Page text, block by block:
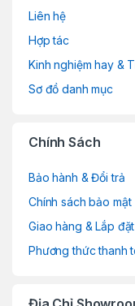
Liên hệ
Hợp tác
Kinh nghiệm hay &
Sơ đồ danh mục
Chính Sách
Bảo hành & Đổi trả
Chính sách bảo mật
Giao hàng & Lắp đặt
Phương thức thanh